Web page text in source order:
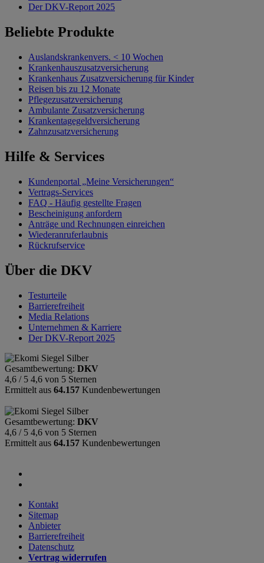
Der DKV-Report 2025
Beliebte Produkte
Auslandskrankenvers. < 10 Wochen
Krankenhauszusatzversicherung
Krankenhaus Zusatzversicherung für Kinder
Reisen bis zu 12 Monate
Pflegezusatzversicherung
Ambulante Zusatzversicherung
Krankentagegeldversicherung
Zahnzusatzversicherung
Hilfe & Services
Kundenportal „Meine Versicherungen“
Vertrags-Services
FAQ - Häufig gestellte Fragen
Bescheinigung anfordern
Anträge und Rechnungen einreichen
Wiederanruferlaubnis
Rückrufservice
Über die DKV
Testurteile
Barrierefreiheit
Media Relations
Unternehmen & Karriere
Der DKV-Report 2025
Gesamtbewertung: DKV
4,6 / 5 4,6 von 5 Sternen
Ermittelt aus 64.157 Kundenbewertungen
Gesamtbewertung: DKV
4,6 / 5 4,6 von 5 Sternen
Ermittelt aus 64.157 Kundenbewertungen
Kontakt
Sitemap
Anbieter
Barrierefreiheit
Datenschutz
Vertrag widerrufen